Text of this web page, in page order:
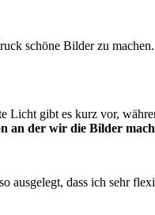
schöne Bilder zu
gibt es kurz vor,
an der wir die Bilder
ausgelegt, dass ich sehr